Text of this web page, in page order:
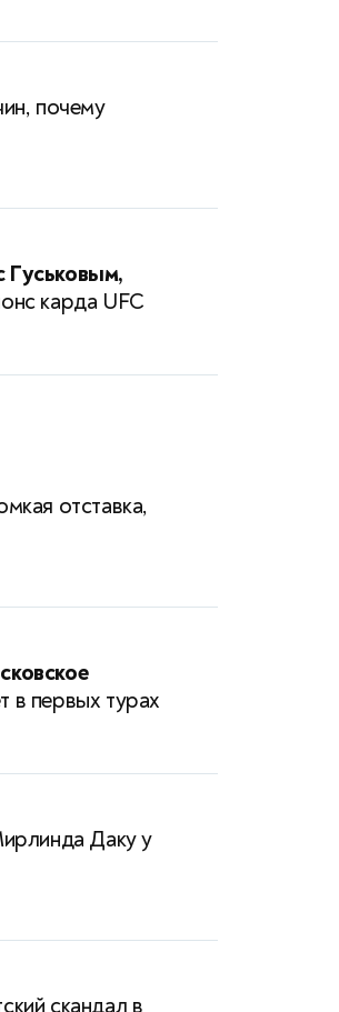
почему
Гуськовым,
карда UFC
отставка,
в первых турах
Даку у
скандал в